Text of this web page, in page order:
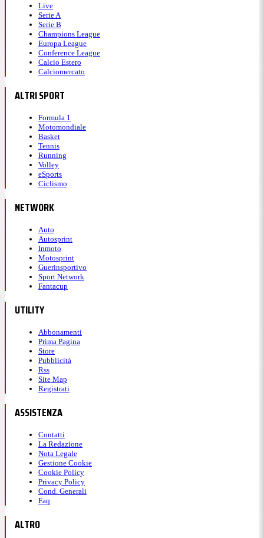
Live
Serie A
Serie B
Champions League
Europa League
Conference League
Calcio Estero
Calciomercato
ALTRI SPORT
Formula 1
Motomondiale
Basket
Tennis
Running
Volley
eSports
Ciclismo
NETWORK
Auto
Autosprint
Inmoto
Motosprint
Guerinsportivo
Sport Network
Fantacup
UTILITY
Abbonamenti
Prima Pagina
Store
Pubblicità
Rss
Site Map
Registrati
ASSISTENZA
Contatti
La Redazione
Nota Legale
Gestione Cookie
Cookie Policy
Privacy Policy
Cond. Generali
Faq
ALTRO